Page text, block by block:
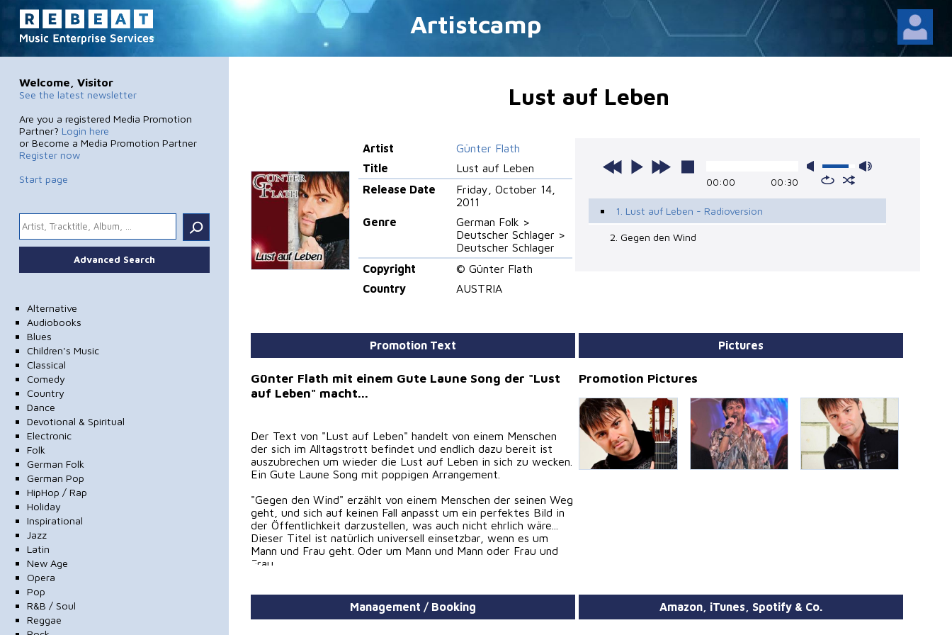
Artistcamp
Welcome, Visitor
See the latest newsletter
Are you a registered Media Promotion
Partner? Login here
or Become a Media Promotion Partner
Register now
Start page
.
Advanced Search
Alternative
Audiobooks
Blues
Children's Music
Classical
Comedy
Country
Dance
Devotional & Spiritual
Electronic
Folk
German Folk
German Pop
HipHop / Rap
Holiday
Inspirational
Jazz
Latin
New Age
Opera
Pop
R&B / Soul
Reggae
Lust auf Leben
Artist
Günter Flath
Title
Lust auf Leben
Release Date
Friday, October 14,
2011
Genre
German Folk >
Deutscher Schlager >
Deutscher Schlager
Copyright
© Günter Flath
Country
AUSTRIA
00:00 00:30
1. Lust auf Leben - Radioversion
2. Gegen den Wind
Promotion Text
Günter Flath mit einem Gute Laune Song der "Lust
auf Leben" macht...
Der Text von "Lust auf Leben" handelt von einem Menschen
der sich im Alltagstrott befindet und endlich dazu bereit ist
auszubrechen um wieder die Lust auf Leben in sich zu wecken.
Ein Gute Laune Song mit poppigen Arrangement.
"Gegen den Wind" erzählt von einem Menschen der seinen Weg
geht, und sich auf keinen Fall anpasst um ein perfektes Bild in
der Öffentlichkeit darzustellen, was auch nicht ehrlich wäre...
Dieser Titel ist natürlich universell einsetzbar, wenn es um
Mann und Frau geht. Oder um Mann und Mann oder Frau und
Frau.
zu tun haben und deshalb sehr autobiographisch sind.
Die Kompositionen stammen von Josef Mulle.
Pictures
Promotion Pictures
Management / Booking Amazon, iTunes, Spotify & Co.